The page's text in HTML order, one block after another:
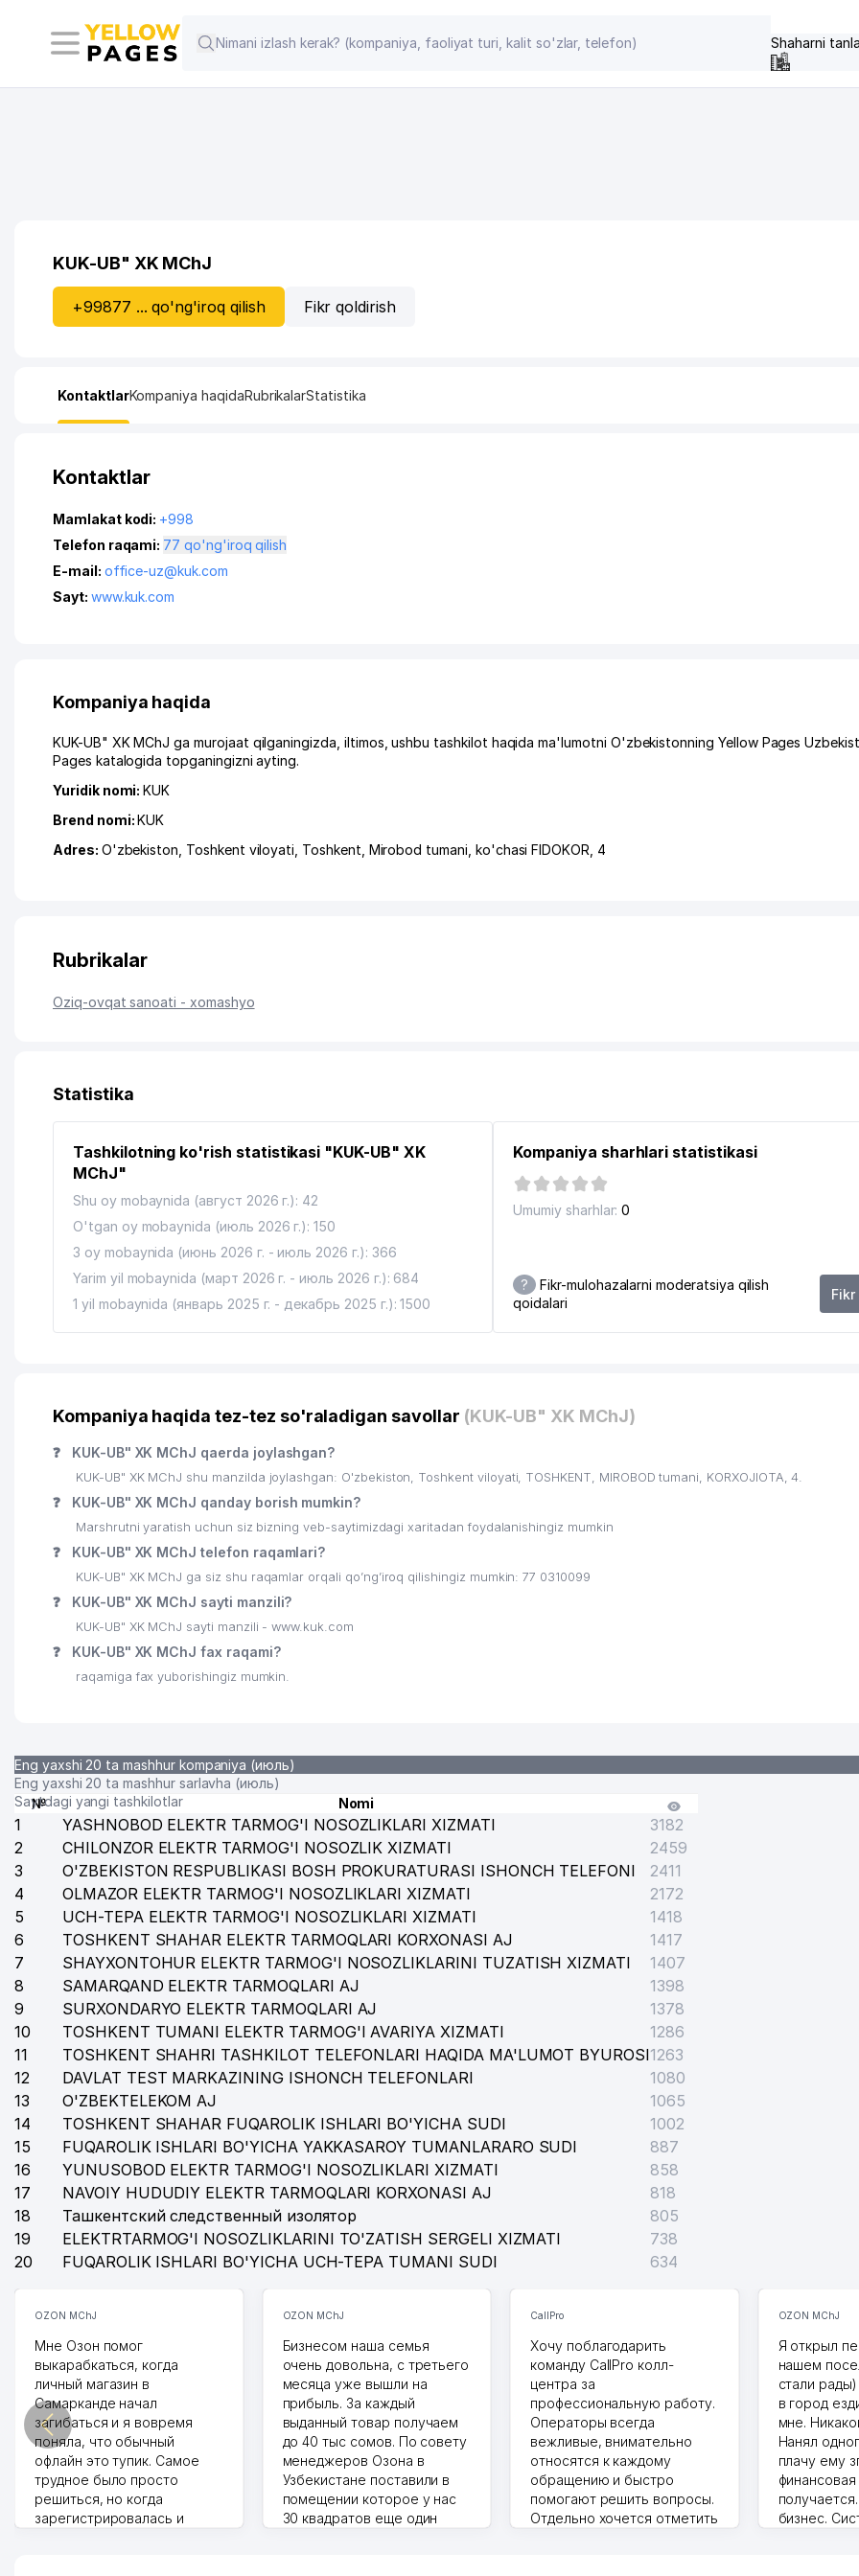
Shaharni
KUK-UB" XK MChJ
+99877 ... qo'ng'iroq qilish Fikr qoldirish
KontaktlarKompaniya haqidaRubrikalarStatistika
Kontaktlar
Mamlakat kodi: +998
Telefon raqami:
77 qo'ng'iroq qilish
E-mail: office-uz@kuk.com
Sayt: www.kuk.com
Kompaniya haqida
KUK-UB" XK MChJ ga murojaat qilganingizda, iltimos, ushbu tashkilot haqida ma'lumotni O'zbekistonning Yellow Pages
Pages katalogida topganingizni ayting.
Yuridik nomi:KUK
Brend nomi:KUK
Adres: O'zbekiston, Toshkent viloyati Toshkent Mirobod tumani ko'chasi FIDOKOR , 4
Rubrikalar
Oziq-ovqat sanoati - xomashyo
Statistika
Tashkilotning ko'rish statistikasi "KUK-UB" XK
MChJ"
Shu oy mobaynida (август 2026 г.): 42
O'tgan oy mobaynida (июль 2026 г.): 150
3 oy mobaynida (июнь 2026 г. - июль 2026 г.): 366
Yarim yil mobaynida (март 2026 г. - июль 2026 г.): 684
1 yil mobaynida (январь 2025 г. - декабрь 2025 г.): 1500
Kompaniya sharhlari statistikasi
Umumiy sharhlar: 0
?
Fikr-mulohazalarni moderatsiya qilish
qoidalari
Kompaniya haqida tez-tez so'raladigan savollar (KUK-UB" XK MChJ)
❓ KUK-UB" XK MChJ qaerda joylashgan?
KUK-UB" XK MChJ shu manzilda joylashgan: O'zbekiston, Toshkent viloyati, TOSHKENT, MIROBOD tumani, KORXOJIOTA, 4.
❓ KUK-UB" XK MChJ qanday borish mumkin?
Marshrutni yaratish uchun siz bizning veb-saytimizdagi xaritadan foydalanishingiz mumkin
❓ KUK-UB" XK MChJ telefon raqamlari?
KUK-UB" XK MChJ ga siz shu raqamlar orqali qo’ng’iroq qilishingiz mumkin: 77 0310099
❓ KUK-UB" XK MChJ sayti manzili?
KUK-UB" XK MChJ sayti manzili - www.kuk.com
❓ KUK-UB" XK MChJ fax raqami?
raqamiga fax yuborishingiz mumkin.
Eng yaxshi 20 ta mashhur kompaniya (июль)
Eng yaxshi 20 ta mashhur sarlavha (июль)
Saytdagi yangi tashkilotlar
№ Nomi
1 YASHNOBOD ELEKTR TARMOG'I NOSOZLIKLARI XIZMATI
3182
2
CHILONZOR ELEKTR TARMOG'I NOSOZLIK XIZMATI
2459
3
O'ZBEKISTON RESPUBLIKASI BOSH PROKURATURASI ISHONCH TELEFONI
2411
4
OLMAZOR ELEKTR TARMOG'I NOSOZLIKLARI XIZMATI
2172
5
UCH-TEPA ELEKTR TARMOG'I NOSOZLIKLARI XIZMATI
1418
6
TOSHKENT SHAHAR ELEKTR TARMOQLARI KORXONASI AJ
1417
7
SHAYXONTOHUR ELEKTR TARMOG'I NOSOZLIKLARINI TUZATISH XIZMATI
1407
8
SAMARQAND ELEKTR TARMOQLARI AJ
1398
9
SURXONDARYO ELEKTR TARMOQLARI AJ
1378
10
TOSHKENT TUMANI ELEKTR TARMOG'I AVARIYA XIZMATI
1286
11
TOSHKENT SHAHRI TASHKILOT TELEFONLARI HAQIDA MA'LUMOT BYUROSI1263
12
DAVLAT TEST MARKAZINING ISHONCH TELEFONLARI
1080
13
O'ZBEKTELEKOM AJ
1065
14
TOSHKENT SHAHAR FUQAROLIK ISHLARI BO'YICHA SUDI
1002
15
FUQAROLIK ISHLARI BO'YICHA YAKKASAROY TUMANLARARO SUDI
887
16
YUNUSOBOD ELEKTR TARMOG'I NOSOZLIKLARI XIZMATI
858
17
NAVOIY HUDUDIY ELEKTR TARMOQLARI KORXONASI AJ
818
18
Ташкентский следственный изолятор
805
19
ELEKTRTARMOG'I NOSOZLIKLARINI TO'ZATISH SERGELI XIZMATI
738
20
FUQAROLIK ISHLARI BO'YICHA UCH-TEPA TUMANI SUDI 634
OZON MChJ
Мне Озон помог
выкарабкаться, когда
личный магазин в
Самарканде начал
загибаться и я вовремя
поняла, что обычный
офлайн это тупик. Самое
трудное было просто
решиться, но когда
зарегистрировалась и
OZON MChJ
Бизнесом наша семья
очень довольна, с третьего
месяца уже вышли на
прибыль. За каждый
выданный товар получаем
до 40 тыс сомов. По совету
менеджеров Озона в
Узбекистане поставили в
помещении которое у нас
30 квадратов еще один
CallPro
Хочу поблагодарить
команду CallPro колл-
центра за
профессиональную работу.
Операторы всегда
вежливые, внимательно
относятся к каждому
обращению и быстро
помогают решить вопросы.
Отдельно хочется отметить
OZON MChJ
Я открыл
нашем
стали
в город
мне.
Нанял
плачу ему
бизнес.